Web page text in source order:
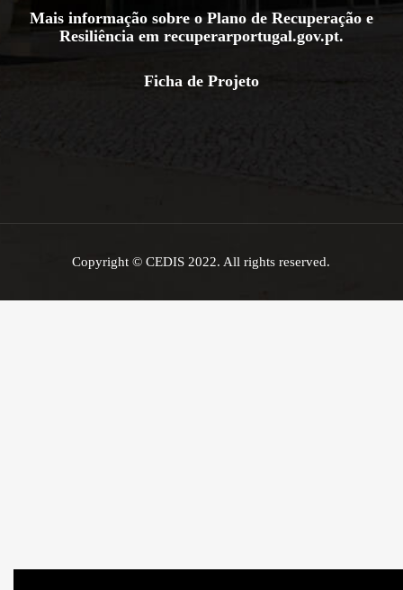
Mais informação sobre o Plano de Recuperação e
Resiliência em recuperarportugal.gov.pt.
Ficha de Projeto
Copyright © CEDIS 2022. All rights reserved.